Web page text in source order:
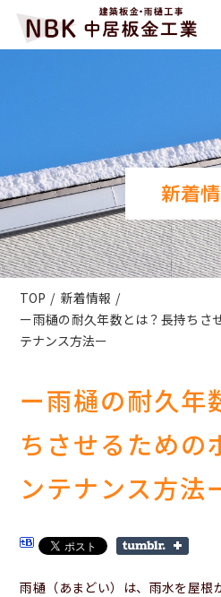
新着
TOP
新着情報
ー雨樋の耐久年数とは？長持ちさ
テナンス方法ー
ー雨樋の耐久年
ちさせるための
ンテナンス方法
雨樋（あまどい）は、雨水を屋根